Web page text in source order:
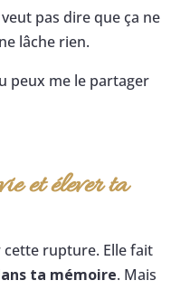
pas dire que ça ne
lâche rien.
peux me le partager
et élever ta
rupture. Elle fait
ta mémoire. Mais